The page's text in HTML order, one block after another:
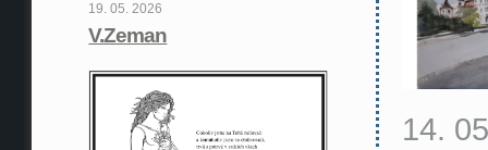
19. 05. 2026
V.Zeman
14.